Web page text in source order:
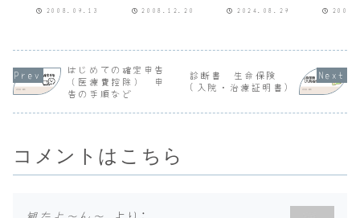
に眼鏡屋さんに寄
まではよかったの
ですが、大阪の代
理店を通じて製造
元のデンマークの
2008.09.13
手術やカテーテル
心筋梗塞で倒れて
ばれた後、県都の
このセンターまで
再度搬送されてき
2008.12.20
は食欲がなく一人
姉と２泊３日の旅
行に出かける予定
2024.08.29
できるもの
リー制限を
前中10時頃
分くらい。
ほうがいい
はじめての確定申告
（医療費控除） 申
告の手順など
診断書 生命保険
(入院・治療証明書)
コメントはこちら